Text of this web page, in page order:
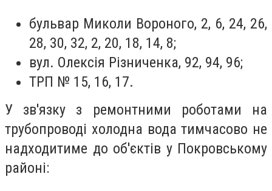
бульвар Миколи Вороного, 2, 6, 24, 26,
28, 30, 32, 2, 20, 18, 14, 8;
вул. Олексія Різниченка, 92, 94, 96;
ТРП № 15, 16, 17.
У зв'язку з ремонтними роботами на
трубопроводі холодна вода тимчасово не
надходитиме до об'єктів у Покровському
районі: